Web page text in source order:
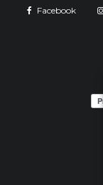
Facebook